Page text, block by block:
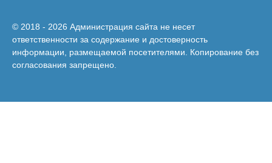
© 2018 - 2026 Администрация сайта не несет
ответственности за содержание и достоверность
информации, размещаемой посетителями. Копирование без
согласования запрещено.